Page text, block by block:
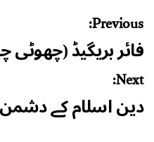
Post
navigation
Previous:
فائر بریگیڈ (چھوٹی
Next:
دین اسلام کے دشمن